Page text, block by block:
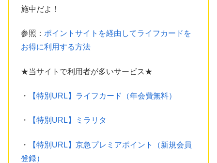
施中だよ！
参照： ポイントサイトを経由してライフカードを
お得に利用する方法
★当サイトで利用者が多いサービス★
・ 【特別URL】ライフカード（年会費無料）
・ 【特別URL】ミラリタ
・
【特別URL】京急プレミアポイント（新規会員
登録）